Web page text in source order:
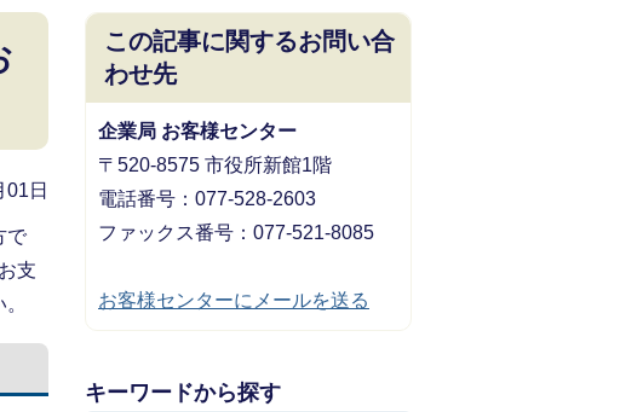
日
で
支
この記事に関するお問い合
わせ先
企業局 お客様センター
〒520-8575 市役所新館1階
電話番号：077-528-2603
​​​​​​​ファックス番号：077-521-8085
お客様センターにメールを送る
キーワードから探す